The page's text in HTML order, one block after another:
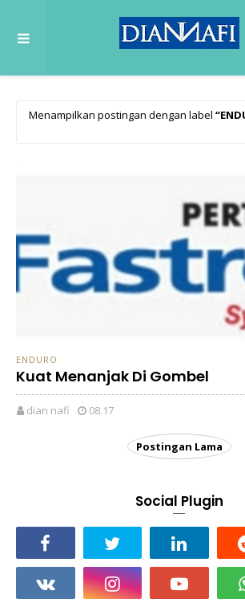
Menampilkan postingan dengan label
ENDURO
Kuat Menanjak Di Gombel
dian nafi 08.17
Postingan Lama
Social Plugin